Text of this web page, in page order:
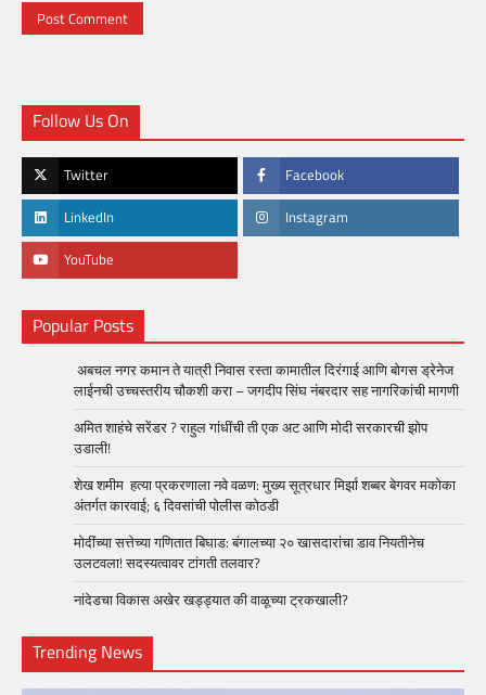
Follow Us On
Twitter Facebook
LinkedIn Instagram
YouTube
Popular Posts
अबचल नगर कमान ते यात्री निवास रस्ता कामातील दिरंगाई आणि बोगस ड्रेनेज
लाईनची उच्चस्तरीय चौकशी करा – जगदीप सिंघ नंबरदार सह नागरिकांची मागणी
अमित शाहंचे सरेंडर ? राहुल गांधींची ती एक अट आणि मोदी सरकारची झोप
उडाली!
शेख शमीम हत्या प्रकरणाला नवे वळण: मुख्य सूत्रधार मिर्झा शब्बर बेगवर मकोका
अंतर्गत कारवाई; ६ दिवसांची पोलीस कोठडी
मोदींच्या सत्तेच्या गणितात बिघाड: बंगालच्या २० खासदारांचा डाव नियतीनेच
उलटवला! सदस्यत्वावर टांगती तलवार?
नांदेडचा विकास अखेर खड्ड्यात की वाळूच्या ट्रकखाली?
Trending News